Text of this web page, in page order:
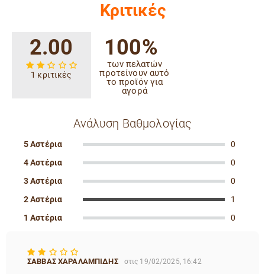
Κριτικές
2.00
1 κριτικές
100%
των πελατών
προτείνουν αυτό
το προϊόν για
αγορά
Ανάλυση Βαθμολογίας
5 Αστέρια
0
4 Αστέρια
0
3 Αστέρια
0
2 Αστέρια
1
1 Αστέρια
0
ΣΑΒΒΑΣ ΧΑΡΑΛΑΜΠΙΔΗΣ στις 19/02/2025, 16:42